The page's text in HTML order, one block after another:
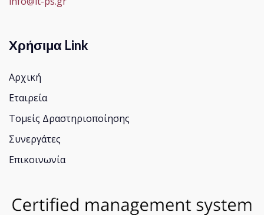
Χρήσιμα Link
Αρχική
Εταιρεία
Τομείς Δραστηριοποίησης
Συνεργάτες
Επικοινωνία